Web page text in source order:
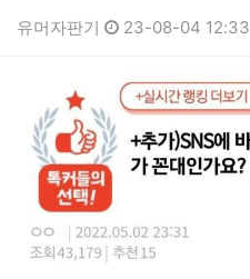
유머자판기 23-08-04 12:33
본문